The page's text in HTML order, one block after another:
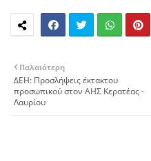
Παλαιότερη
ΔΕΗ: Προσλήψεις έκτακτου
προσωπικού στον ΑΗΣ Κερατέας -
Λαυρίου